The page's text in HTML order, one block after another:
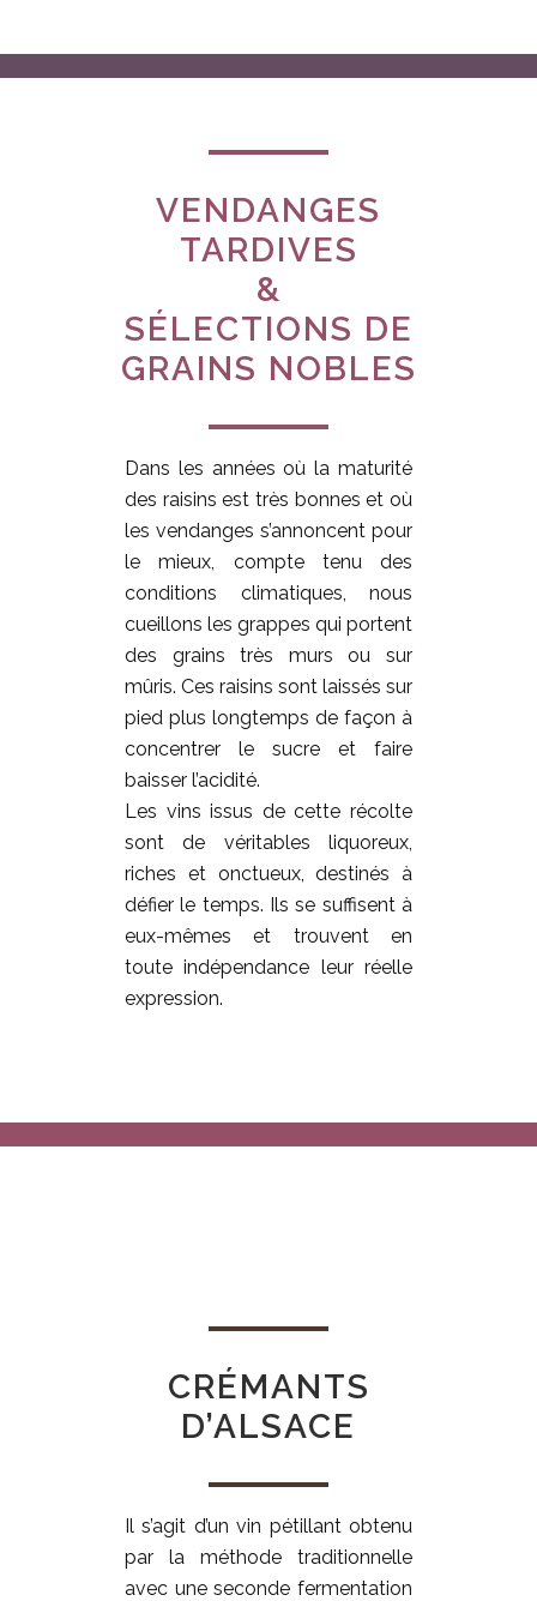
VENDANGES
TARDIVES
&
SÉLECTIONS DE
GRAINS NOBLES
Dans les années où la maturité
des raisins est très bonnes et où
les vendanges s’annoncent pour
le mieux, compte tenu des
conditions climatiques, nous
cueillons les grappes qui portent
des grains très murs ou sur
mûris. Ces raisins sont laissés sur
pied plus longtemps de façon à
concentrer le sucre et faire
baisser l’acidité.
Les vins issus de cette récolte
sont de véritables liquoreux,
riches et onctueux, destinés à
défier le temps. Ils se suffisent à
eux-mêmes et trouvent en
toute indépendance leur réelle
expression.
CRÉMANTS
D’ALSACE
Il s’agit d’un vin pétillant obtenu
par la méthode traditionnelle
avec une seconde fermentation